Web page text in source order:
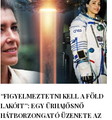
“FIGYELMEZTETNI KELL A FÖLD
LAKÓIT”: EGY ŰRHAJŐSNŐ
HÁTBORZONGATÓ ÜZENETE AZ